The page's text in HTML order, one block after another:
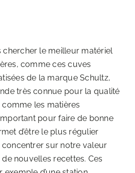
chercher le meilleur matériel
comme ces cuves
de la marque Schultz,
très connue pour la qualité
comme les matières
pour faire de bonne
d’être le plus régulier
sur notre valeur
nouvelles recettes. Ces